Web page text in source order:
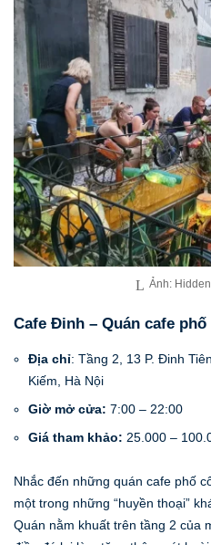
Ảnh:
Cafe Đinh – Quán cafe
Địa chỉ: Tầng 2, 13 P. Đinh
Kiếm, Hà Nội
Giờ mở cửa: 7:00 – 22:00
Giá tham khảo: 25.000 –
Nhắc đến những quán cafe phố
một trong những “huyền thoại”
Quán nằm khuất trên tầng 2 của